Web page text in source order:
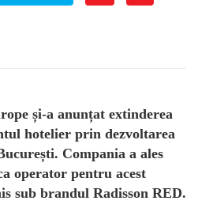
și-a anunțat extinderea
hotelier prin dezvoltarea
Compania a ales
operator pentru acest
sub brandul Radisson RED.